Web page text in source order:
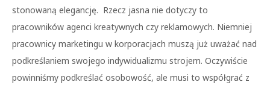
stonowaną elegancję. Rzecz jasna nie dotyczy to
pracowników agenci kreatywnych czy reklamowych. Niemniej
pracownicy marketingu w korporacjach muszą już uważać nad
podkreślaniem swojego indywidualizmu strojem. Oczywiście
powinniśmy podkreślać osobowość, ale musi to współgrać z